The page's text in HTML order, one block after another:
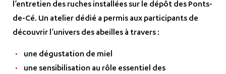
l’entretien des ruches installées sur le dépôt des Ponts-
de-Cé. Un atelier dédié a permis aux participants de
découvrir l’univers des abeilles à travers :
une dégustation de miel
une sensibilisation au rôle essentiel des